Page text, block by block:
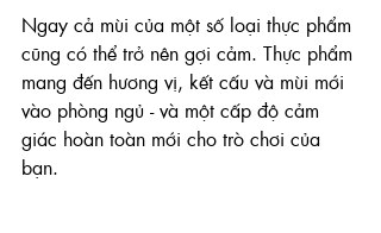
Ngay cả mùi của một số loại thực phẩm
cũng có thể trở nên gợi cảm. Thực phẩm
mang đến hương vị, kết cấu và mùi mới
vào phòng ngủ - và một cấp độ cảm
giác hoàn toàn mới cho trò chơi của
bạn.